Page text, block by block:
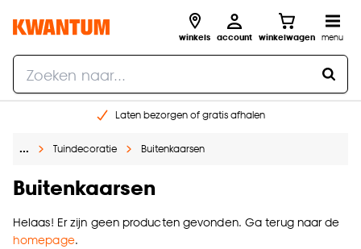
winkels account winkelwagen menu
Laten bezorgen of gratis afhalen
Gratis raam advies en opmeten aan huis
… Tuindecoratie Buitenkaarsen
Buitenkaarsen
Helaas! Er zijn geen producten gevonden. Ga terug naar de
homepage.